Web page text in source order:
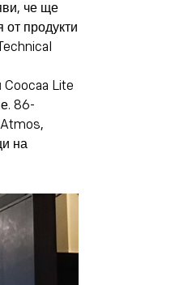
че ще
продукти
Coocaa Lite
86-
Atmos,
на